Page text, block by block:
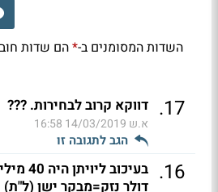
השדות המסומנים ב-*הם שדות
17
. דווקא קרוב לבחירות. ???
א.ש 14/03/2019 16:58
הגב לתגובה זו
16
.
בעיכוב
דולר נזק=מבקר ישן (ל"ת)